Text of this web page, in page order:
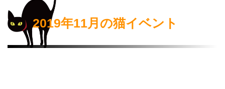
作品の投稿はこちら
2019年11月の猫イベント